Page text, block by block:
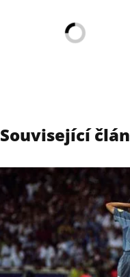
Související